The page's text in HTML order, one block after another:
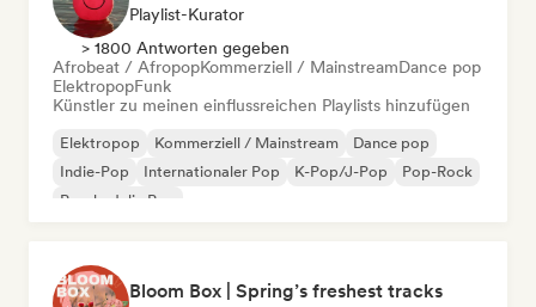
Playlist-Kurator
> 1800 Antworten gegeben
Afrobeat / AfropopKommerziell / MainstreamDance pop
ElektropopFunk
Künstler zu meinen einflussreichen Playlists hinzufügen
Elektropop Kommerziell / Mainstream
Dance pop
Indie-Pop
Internationaler Pop K-Pop/J-Pop
Pop-Rock
Psychedelic Pop
Bloom Box | Spring’s freshest tracks